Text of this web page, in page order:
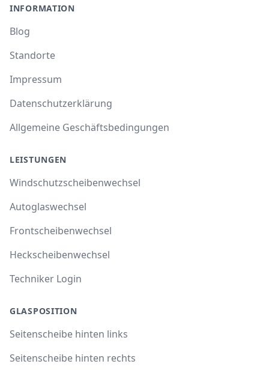
INFORMATION
Blog
Standorte
Impressum
Datenschutzerklärung
Allgemeine Geschäftsbedingungen
LEISTUNGEN
Windschutzscheibenwechsel
Autoglaswechsel
Frontscheibenwechsel
Heckscheibenwechsel
Techniker Login
GLASPOSITION
Seitenscheibe hinten links
Seitenscheibe hinten rechts